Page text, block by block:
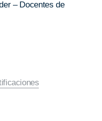
– Docentes de